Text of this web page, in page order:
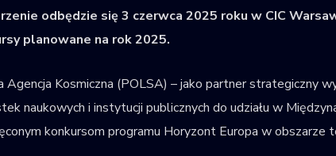
odbędzie się 3 czerwca 2025 roku w CIC
planowane na rok 2025.
Agencja Kosmiczna (POLSA) – jako partner strategiczny
naukowych i instytucji publicznych do udziału w
konkursom programu Horyzont Europa w obszarze